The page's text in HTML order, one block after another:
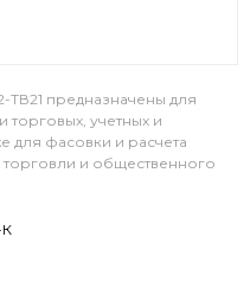
предназначены для
торговых, учетных и
для фасовки и расчета
торговли и общественного